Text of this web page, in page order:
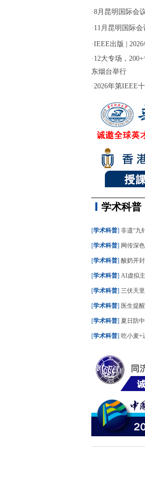
·8月昆明国际会
· 11月昆明国际会
·IEEE出版 |
· 12大专场，
东烟台举行
·2026年第IEEE
学术科普
[学术科普] 非遗“九
[学术科普] 网传深色
[学术科普] 酸奶开
[学术科普] AI虚拟主
[学术科普] 三伏天
[学术科普] 医生提
[学术科普] 夏日防
[学术科普] 吃小麦+